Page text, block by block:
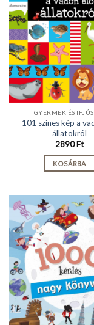
GYERMEK ÉS
101 színes kép a
állatokról
2890Ft
KOSÁRBA